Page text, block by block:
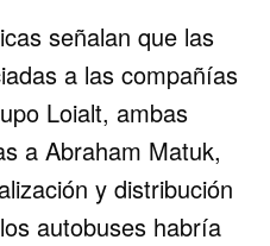
señalan que las
a las compañías
Loialt, ambas
a Abraham Matuk,
y distribución
autobuses habría